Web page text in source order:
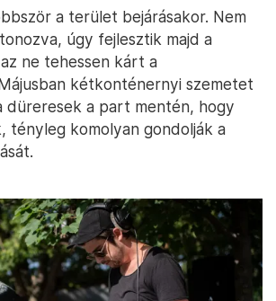
a terület bejárásakor. Nem
úgy fejlesztik majd a
ne tehessen kárt a
kétkonténernyi szemetet
düreresek a part mentén, hogy
tényleg komolyan gondolják a